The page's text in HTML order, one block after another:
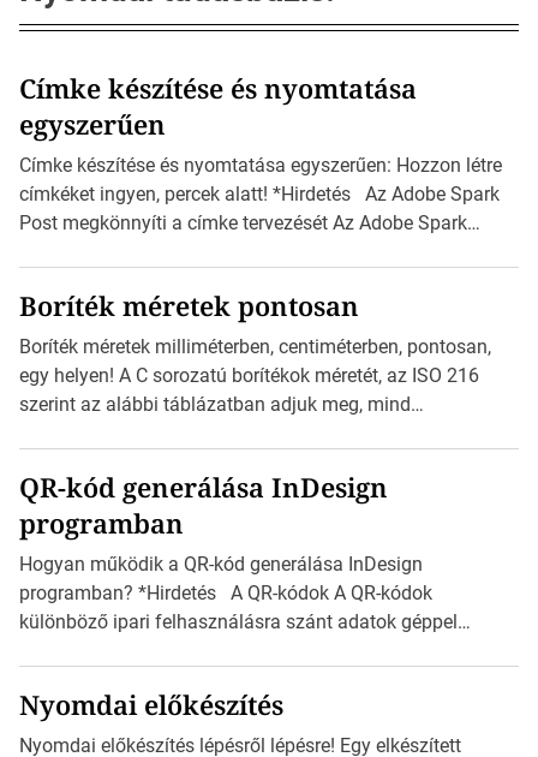
Címke készítése és nyomtatása
egyszerűen
Címke készítése és nyomtatása egyszerűen: Hozzon létre
címkéket ingyen, percek alatt! *Hirdetés Az Adobe Spark
Post megkönnyíti a címke tervezését Az Adobe Spark
igazán foroghatnak a kreatív fogaskerekek, miközben
zajlik a saját címke készítése. Hogyan készítsünk címkét?
Válasszon méretet és alakot: Válassza ki a kívánt címke
méretét. Akár néhány […]
Boríték méretek pontosan
Boríték méretek milliméterben, centiméterben, pontosan,
egy helyen! A C sorozatú borítékok méretét, az ISO 216
szerint az alábbi táblázatban adjuk meg, mind
mutatja az A4-es papírlaphoz viszonyítva. Az amerikai és
észak-amerikai boríték méretére az ISO 216 nem
vonatkozik. Boríték méretének táblázata C0-tól […]
QR-kód generálása InDesign
programban
Hogyan működik a QR-kód generálása InDesign
programban? *Hirdetés A QR-kódok A QR-kódok
különböző ipari felhasználásra szánt adatok géppel
okostelefonjára telepíthet egy QR-kód-leolvasó
alkalmazást, ami leolvasni és dekódolni képes az URL-
Nyomdai előkészítés
Nyomdai előkészítés lépésről lépésre! Egy elkészített